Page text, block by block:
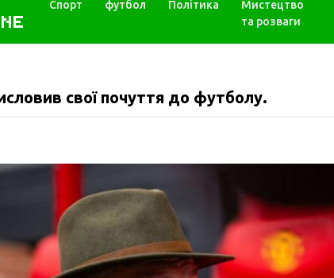
Спорт футбол Політика
Мистецтво
та розваги
свої почуття до футболу.